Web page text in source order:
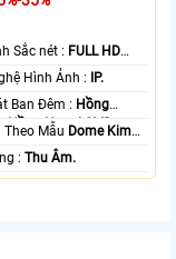
Sắc nét : FULL HD
⚛️ Công Nghệ Hình Ảnh : IP.
🔴 Giám sát Ban Đêm : Hồng
Hồng Ngoại SMD.
Theo Mẫu Dome Kim
️🔔 Khả Năng :Thu Âm.